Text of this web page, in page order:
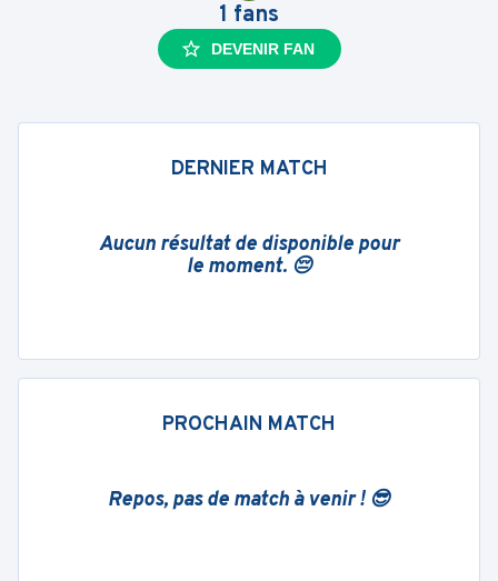
1 fans
DEVENIR FAN
DERNIER MATCH
Aucun résultat de disponible pour
le moment. 😔
PROCHAIN MATCH
Repos, pas de match à venir ! 😎